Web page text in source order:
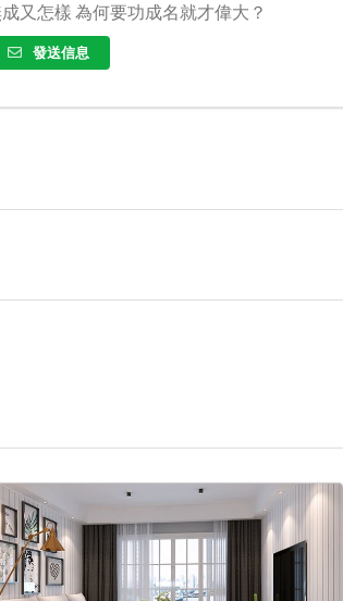
又怎樣 為何要功成名就才偉大？
發送信息